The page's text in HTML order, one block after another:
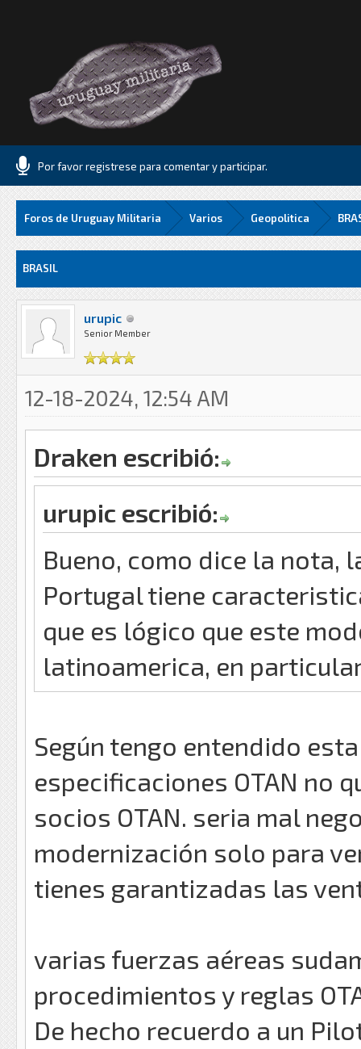
Por favor registrese para comentar y participar.
Foros de Uruguay Militaria Varios Geopolitica
BRASIL
urupic
Senior Member
12-18-2024, 12:54 AM
Draken escribió:
urupic escribió:
Bueno, como dice la nota,
Portugal tiene
que es lógico que este
latinoamerica, en
Según tengo entendido
especificaciones OTAN no
socios OTAN. seria mal
modernización solo para
tienes garantizadas las
varias fuerzas aéreas
procedimientos y reglas
De hecho recuerdo a un